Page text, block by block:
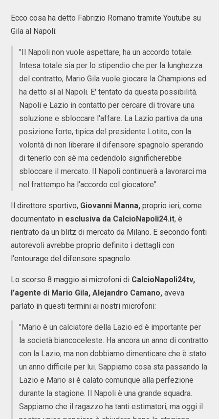
Ecco cosa ha detto Fabrizio Romano tramite Youtube su
Gila al Napoli:
"Il Napoli non vuole aspettare, ha un accordo totale.
Intesa totale sia per lo stipendio che per la lunghezza
del contratto, Mario Gila vuole giocare la Champions ed
ha detto sì al Napoli. E' tentato da questa possibilità.
Napoli e Lazio in contatto per cercare di trovare una
soluzione e sbloccare l'affare. La Lazio partiva da una
posizione forte, tipica del presidente Lotito, con la
volontà di non liberare il difensore spagnolo sperando
di tenerlo con sè ma cedendolo significherebbe
sbloccare il mercato. Il Napoli continuerà a lavorarci ma
nel frattempo ha l'accordo col giocatore".
Il direttore sportivo, Giovanni Manna, proprio ieri, come
documentato in esclusiva da CalcioNapoli24.it, è
rientrato da un blitz di mercato da Milano. E secondo fonti
autorevoli avrebbe proprio definito i dettagli con
l'entourage del difensore spagnolo.
Lo scorso 8 maggio ai microfoni di CalcioNapoli24tv,
l'agente di Mario Gila, Alejandro Camano, aveva
parlato in questi termini ai nostri microfoni:
"Mario è un calciatore della Lazio ed è importante per
la società biancoceleste. Ha ancora un anno di contratto
con la Lazio, ma non dobbiamo dimenticare che è stato
un anno difficile per lui. Sappiamo cosa sta passando la
Lazio e Mario si è calato comunque alla perfezione
durante la stagione. Il Napoli è una grande squadra.
Sappiamo che il ragazzo ha tanti estimatori, ma oggi il